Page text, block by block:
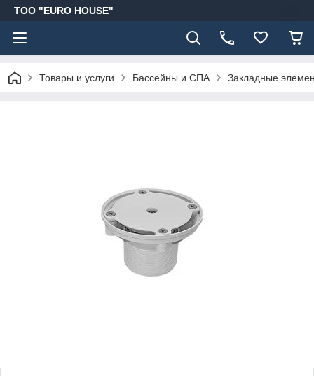
ТОО "EURO HOUSE"
Товары и услуги Бассейны и СПА Закладные